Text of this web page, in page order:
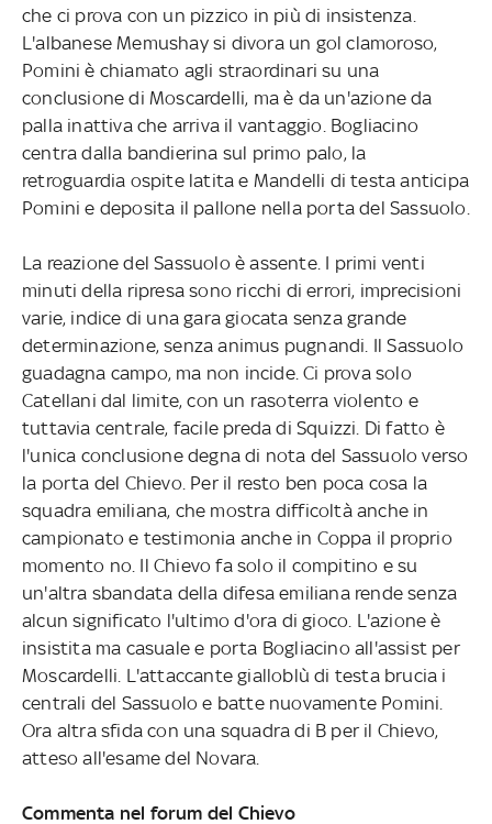
che ci prova con un pizzico in più di insistenza.
L'albanese Memushay si divora un gol clamoroso,
Pomini è chiamato agli straordinari su una
conclusione di Moscardelli, ma è da un'azione da
palla inattiva che arriva il vantaggio. Bogliacino
centra dalla bandierina sul primo palo, la
retroguardia ospite latita e Mandelli di testa anticipa
Pomini e deposita il pallone nella porta del Sassuolo.
La reazione del Sassuolo è assente. I primi venti
minuti della ripresa sono ricchi di errori, imprecisioni
varie, indice di una gara giocata senza grande
determinazione, senza animus pugnandi. Il Sassuolo
guadagna campo, ma non incide. Ci prova solo
Catellani dal limite, con un rasoterra violento e
tuttavia centrale, facile preda di Squizzi. Di fatto è
l'unica conclusione degna di nota del Sassuolo verso
la porta del Chievo. Per il resto ben poca cosa la
squadra emiliana, che mostra difficoltà anche in
campionato e testimonia anche in Coppa il proprio
momento no. Il Chievo fa solo il compitino e su
un'altra sbandata della difesa emiliana rende senza
alcun significato l'ultimo d'ora di gioco. L'azione è
insistita ma casuale e porta Bogliacino all'assist per
Moscardelli. L'attaccante gialloblù di testa brucia i
centrali del Sassuolo e batte nuovamente Pomini.
Ora altra sfida con una squadra di B per il Chievo,
atteso all'esame del Novara.
Commenta nel forum del Chievo